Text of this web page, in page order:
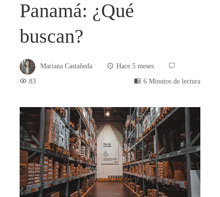
Panamá: ¿Qué
buscan?
Mariana Castañeda
Hace 5 meses
83
6 Minutos de lectura